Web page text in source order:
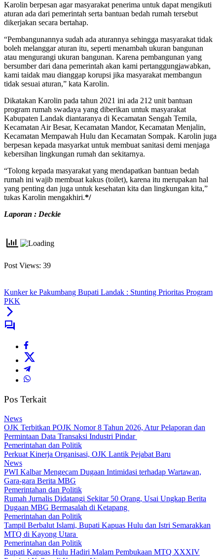
Karolin berpesan agar masyarakat penerima untuk dapat mengikuti
aturan ada dari pemerintah serta bantuan bedah rumah tersebut
dikerjakan secara bertahap.
“Pembangunannya sudah ada aturannya sehingga masyarakat tidak
boleh melanggar aturan itu, seperti menambah ukuran bangunan
atau mengurangi ukuran bangunan. Karena pembangunan yang
bersumber dari dana pemerintah akan kami pertanggungjawabkan,
kami taidak mau dianggap korupsi jika masyarakat membangun
tidak sesuai aturan,” kata Karolin.
Dikatakan Karolin pada tahun 2021 ini ada 212 unit bantuan
program rumah swadaya yang diberikan untuk masyarakat
Kabupaten Landak diantaranya di Kecamatan Sengah Temila,
Kecamatan Air Besar, Kecamatan Mandor, Kecamatan Menjalin,
Kecamatan Mempawah Hulu dan Kecamatan Sompak. Karolin juga
berpesan kepada masyarkat untuk membuat sanitasi demi menjaga
kebersihan lingkungan rumah dan sekitarnya.
“Tolong kepada masyarakat yang mendapatkan bantuan bedah
rumah ini wajib membuat kakus (toilet), karena itu merupakan hal
yang penting dan juga untuk kesehatan kita dan lingkungan kita,”
tukas Karolin mengakhiri.*/
Laporan : Deckie
Post Views: 39
Kunker ke Pakumbang Bupati Landak : Stunting Prioritas Program
PKK
Pos Terkait
News
OJK Terbitkan POJK Nomor 8 Tahun 2026, Atur Pelaporan dan
Permintaan Data Transaksi Industri Pindar
Pemerintahan dan Politik
Perkuat Kinerja Organisasi, OJK Lantik Pejabat Baru
News
PWI Kalbar Mengecam Dugaan Intimidasi terhadap Wartawan,
Gara-gara Berita MBG
Pemerintahan dan Politik
Rumah Jurnalis Didatangi Sekitar 50 Orang, Usai Ungkap Berita
Dugaan MBG Bermasalah di Ketapang
Pemerintahan dan Politik
Tampil Berbalut Islami, Bupati Kapuas Hulu dan Istri Semarakkan
MTQ di Kayong Utara
Pemerintahan dan Politik
Bupati Kapuas Hulu Hadiri Malam Pembukaan MTQ XXXIV